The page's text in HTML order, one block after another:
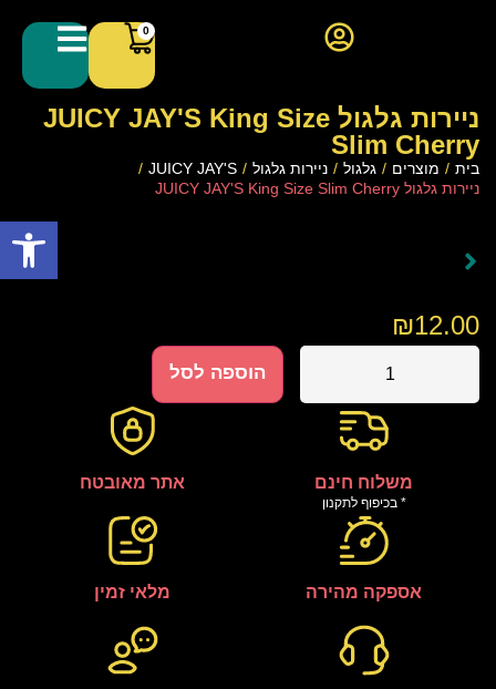
0
ניירות גלגול JUICY JAY'S King Size
Slim Cherry
בית / מוצרים / גלגול / ניירות גלגול /
JUICY JAY'S
/
ניירות גלגול JUICY JAY'S King Size Slim Cherry
₪12.00
הוספה לסל
משלוח חינם
* בכיפוף לתקנון
אתר מאובטח
אספקה מהירה מלאי זמין
פתח